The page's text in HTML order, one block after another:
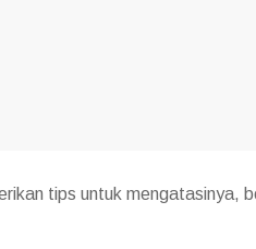
tips untuk mengatasinya,